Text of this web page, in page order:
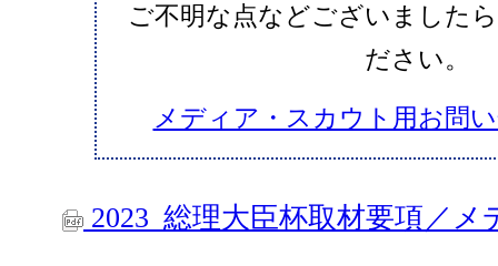
ご不明な点などございました
ださい。
メディア・スカウト用お問
2023_総理大臣杯取材要項／